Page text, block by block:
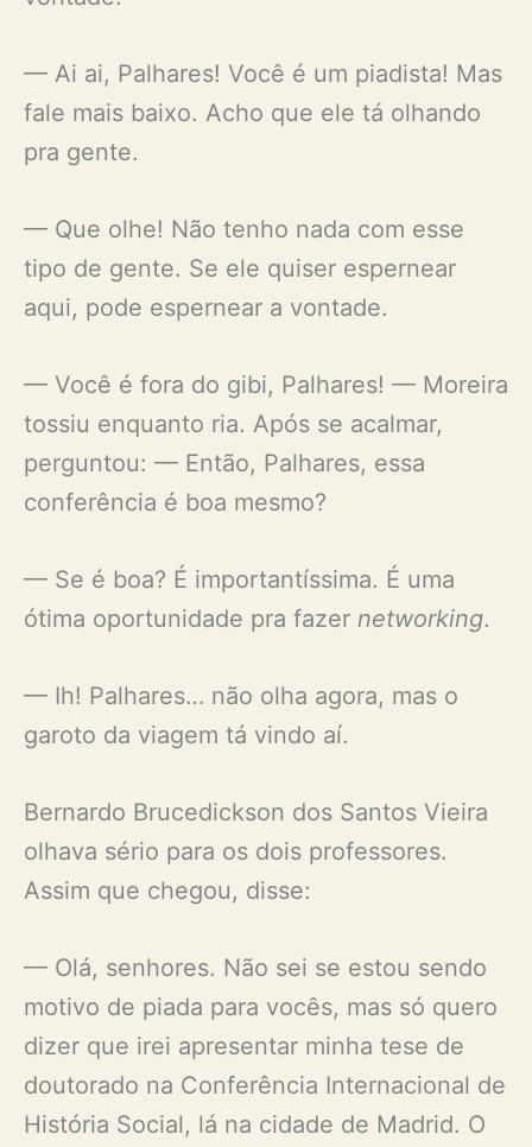
— Ai ai, Palhares! Você é um piadista! Mas
fale mais baixo. Acho que ele tá olhando
pra gente.
— Que olhe! Não tenho nada com esse
tipo de gente. Se ele quiser espernear
aqui, pode espernear a vontade.
— Você é fora do gibi, Palhares! — Moreira
tossiu enquanto ria. Após se acalmar,
perguntou: — Então, Palhares, essa
conferência é boa mesmo?
— Se é boa? É importantíssima. É uma
ótima oportunidade pra fazer networking.
— Ih! Palhares… não olha agora, mas o
garoto da viagem tá vindo aí.
Bernardo Brucedickson dos Santos Vieira
olhava sério para os dois professores.
Assim que chegou, disse:
— Olá, senhores. Não sei se estou sendo
motivo de piada para vocês, mas só quero
dizer que irei apresentar minha tese de
doutorado na Conferência Internacional de
História Social, lá na cidade de Madrid. O